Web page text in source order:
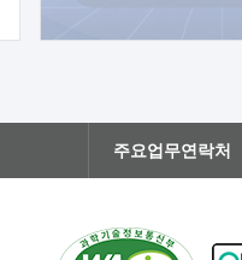
주요업무연락처